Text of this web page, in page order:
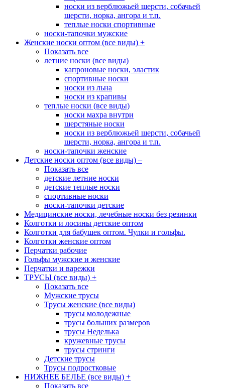
носки из верблюжьей шерсти, собачьей
шерсти, норка, ангора и т.п.
теплые носки спортивные
носки-тапочки мужские
Женские носки оптом (все виды) +
Показать все
летние носки (все виды)
капроновые носки, эластик
спортивные носки
носки из льна
носки из крапивы
теплые носки (все виды)
носки махра внутри
шерстяные носки
носки из верблюжьей шерсти, собачьей
шерсти, норка, ангора и т.п.
носки-тапочки женские
Детские носки оптом (все виды) –
Показать все
детские летние носки
детские теплые носки
спортивные носки
носки-тапочки детские
Медицинские носки, лечебные носки без резинки
Колготки и лосины детские оптом
Колготки для бабушек оптом. Чулки и гольфы.
Колготки женские оптом
Перчатки рабочие
Гольфы мужские и женские
Перчатки и варежки
ТРУСЫ (все виды) +
Показать все
Мужские трусы
Трусы женские (все виды)
трусы молодежные
трусы больших размеров
трусы Неделька
кружевные трусы
трусы стринги
Детские трусы
Трусы подростковые
НИЖНЕЕ БЕЛЬЕ (все виды) +
Показать все